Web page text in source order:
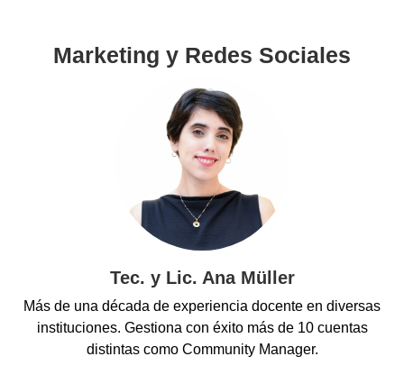
Marketing y Redes Sociales
Tec. y Lic. Ana Müller
Más de una década de experiencia docente en diversas
instituciones. Gestiona con éxito más de 10 cuentas
distintas como Community Manager.